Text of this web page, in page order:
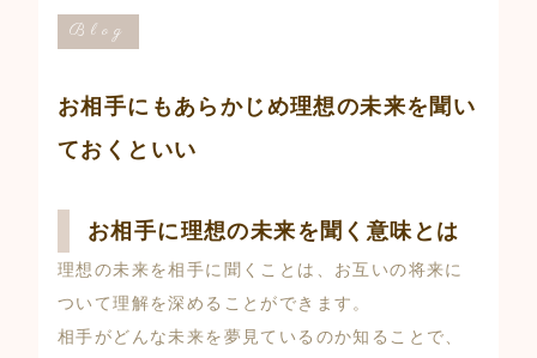
Blog
お相手にもあらかじめ理想の未来を聞い
ておくといい
お相手に理想の未来を聞く意味とは
理想の未来を相手に聞くことは、お互いの将来に
ついて理解を深めることができます。
相手がどんな未来を夢見ているのか知ることで、